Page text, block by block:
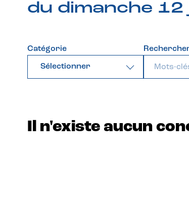
du dimanche
Catégorie
Sélectionner
Il n'existe aucun